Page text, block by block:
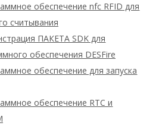
обеспечение nfc RFID для
считывания
ПАКЕТА SDK для
обеспечения DESFire
обеспечение для запуска
обеспечение RTC и